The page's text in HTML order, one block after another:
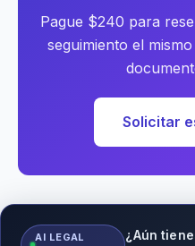
Pague $240 para
seguimiento el
Solicitar
AI LEGAL
¿Aún